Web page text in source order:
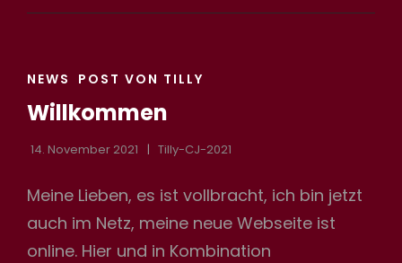
UND
CAT
NEWS POST VON TILLY
Willkommen
14. November 2021 Tilly-CJ-2021
Meine Lieben, es ist vollbracht, ich bin jetzt
auch im Netz, meine neue Webseite ist
online. Hier und in Kombination